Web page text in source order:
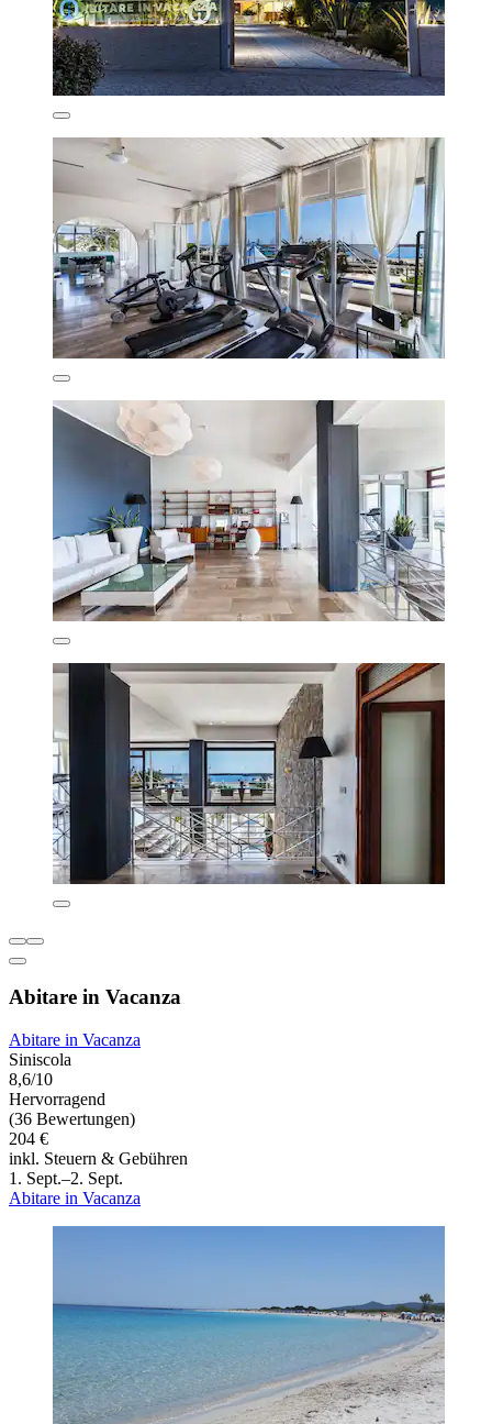
Abitare in Vacanza
Abitare in Vacanza
Siniscola
8,6/10
Hervorragend
(36 Bewertungen)
204 €
inkl. Steuern & Gebühren
1. Sept.–2. Sept.
Abitare in Vacanza